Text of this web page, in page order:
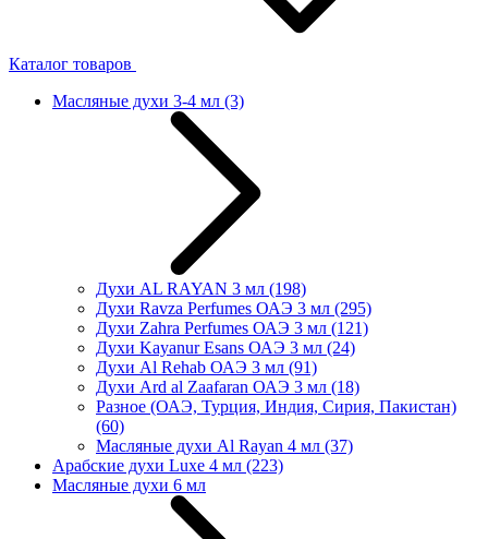
Каталог товаров
Масляные духи 3-4 мл (3)
Духи AL RAYAN 3 мл (198)
Духи Ravza Perfumes ОАЭ 3 мл (295)
Духи Zahra Perfumes ОАЭ 3 мл (121)
Духи Kayanur Esans ОАЭ 3 мл (24)
Духи Al Rehab ОАЭ 3 мл (91)
Духи Ard al Zaafaran ОАЭ 3 мл (18)
Разное (ОАЭ, Турция, Индия, Сирия, Пакистан)
(60)
Масляные духи Al Rayan 4 мл (37)
Арабские духи Luxe 4 мл (223)
Масляные духи 6 мл